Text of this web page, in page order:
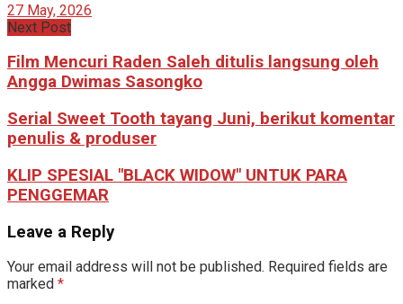
27 May, 2026
Next Post
Film Mencuri Raden Saleh ditulis langsung oleh
Angga Dwimas Sasongko
Serial Sweet Tooth tayang Juni, berikut komentar
penulis & produser
KLIP SPESIAL "BLACK WIDOW" UNTUK PARA
PENGGEMAR
Leave a Reply
Your email address will not be published. Required fields are
marked *